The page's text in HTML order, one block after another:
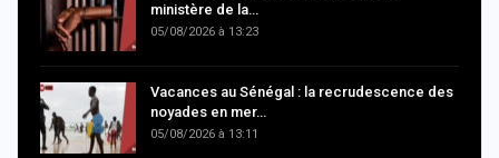
ministère de la…
05/08/2026 à 13:23
Vacances au Sénégal : la recrudescence des
noyades en mer…
05/08/2026 à 13:11